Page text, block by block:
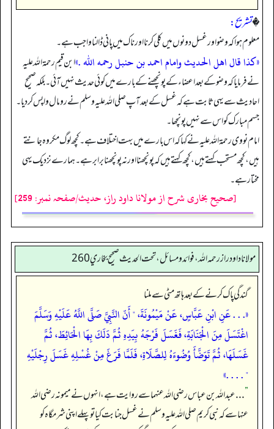
�تشریح:
معلوم ہوا کہ وضو اور غسل دونوں میں کلی کرنا اور ناک میں پانی ڈالنا واجب ہے۔
«كذا قال اهل الحديث وامام احمد بن حنبل رحمه الله .»ابن قیم رحمۃ اللہ علیہ
نے فرمایا کہ وضو کے بعد اعضاء کے پونچھنے کے بارے میں کوئی حدیث نہیں آئی۔ بلکہ صحیح
احادیث سے یہی ثابت ہے کہ غسل کے بعد آپ صلی اللہ علیہ وسلم نے رومال واپس کر دیا۔
جسم مبارک کو اس سے نہیں پونچھا۔
امام نووی رحمۃ اللہ علیہ نے کہا کہ اس بارے میں بہت اختلاف ہے۔ کچھ لوگ مکروہ جانتے
ہیں، کچھ مستحب کہتے ہیں، کچھ کہتے ہیں کہ پونچھنا اور نہ پونچھنا برابرہے۔ ہمارے نزدیک یہی
مختارہے۔
[صحیح بخاری شرح از مولانا داود راز، حدیث/صفحہ نمبر: 259]
مولانا داود راز رحمه الله، فوائد و مسائل، تحت الحديث صحيح بخاري 260
گندگی پاک کرنے کے بعد ہاتھ مٹی سے ملنا
«. . . عَنِ ابْنِ عَبَّاسٍ، عَنْ مَيْمُونَةَ، " أَنّ النَّبِيَّ صَلَّى اللَّهُ عَلَيْهِ وَسَلَّمَ
اغْتَسَلَ مِنَ الْجَنَابَةِ، فَغَسَلَ فَرْجَهُ بِيَدِهِ ثُمَّ دَلَكَ بِهَا الْحَائِطَ، ثُمَّ
غَسَلَهَا، ثُمَّ تَوَضَّأَ وُضُوءَهُ لِلصَّلَاةِ، فَلَمَّا فَرَغَ مِنْ غُسْلِهِ غَسَلَ رِجْلَيْهِ
" . . . .»
”. . . عبداللہ بن عباس رضی اللہ عنہما سے روایت ہے، انہوں نے میمونہ رضی اللہ
عنہا سے کہ نبی کریم صلی اللہ علیہ وسلم نے غسل جنابت کیا تو پہلے اپنی شرمگاہ کو